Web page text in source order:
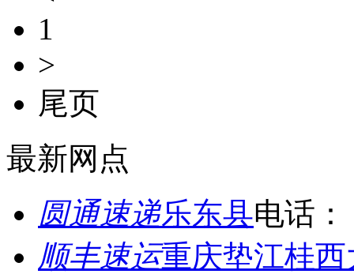
1
>
尾页
最新网点
圆通速递乐东县电话：
顺丰速运重庆垫江桂